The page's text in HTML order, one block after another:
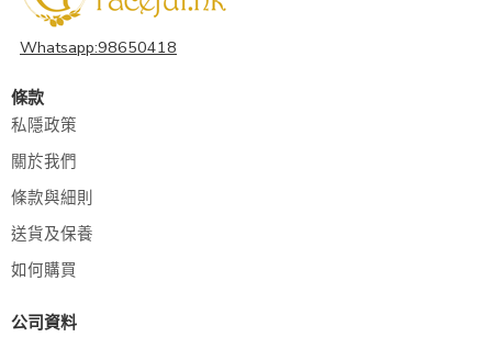
Whatsapp:98650418
條款
私隱政策
關於我們
條款與細則
送貨及保養
如何購買
公司資料